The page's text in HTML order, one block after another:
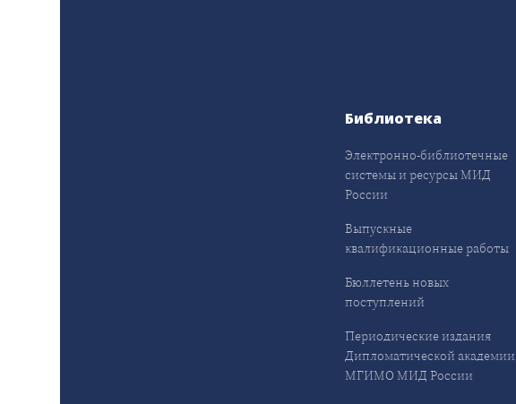
Библиотека
Электронно-библиотечные
системы и ресурсы МИД
России
Выпускные
квалификационные работы
Бюллетень новых
поступлений
Периодические издания
Дипломатической академии
МГИМО МИД России